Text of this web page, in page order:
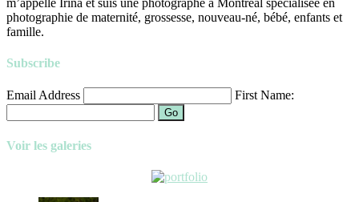
photographie de maternité, grossesse, nouveau-né, bébé, enfants et
famille.
Subscribe
Email Address First Name:
Go
Voir les galeries